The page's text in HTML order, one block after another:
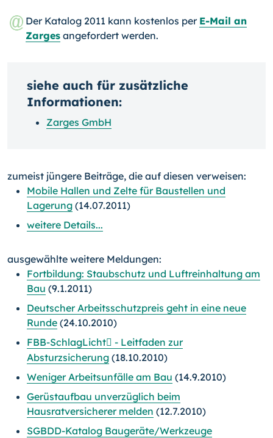
Der Katalog 2011 kann kostenlos per E-Mail an
Zarges angefordert werden.
siehe auch für zusätzliche
Informationen:
Zarges GmbH
zumeist jüngere Beiträge, die auf diesen verweisen:
Mobile Hallen und Zelte für Baustellen und
Lagerung (14.07.2011)
weitere Details...
ausgewählte weitere Meldungen:
Fortbildung: Staubschutz und Luftreinhaltung am
Bau (9.1.2011)
Deutscher Arbeitsschutzpreis geht in eine neue
Runde (24.10.2010)
FBB-SchlagLicht - Leitfaden zur
Absturzsicherung (18.10.2010)
Weniger Arbeitsunfälle am Bau (14.9.2010)
Gerüstaufbau unverzüglich beim
Hausratversicherer melden (12.7.2010)
SGBDD-Katalog Baugeräte/Werkzeuge